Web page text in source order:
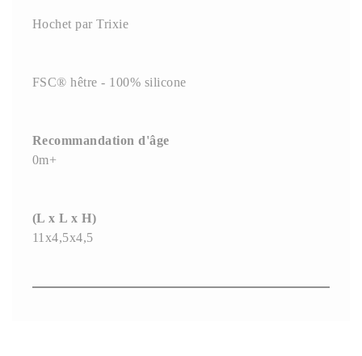
Hochet par Trixie
FSC® hêtre - 100% silicone
Recommandation d'âge
0m+
(L x L x H)
11x4,5x4,5